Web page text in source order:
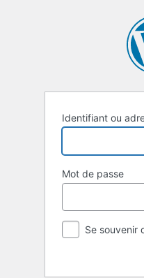
Identifiant ou
Mot de passe
Se souvenir